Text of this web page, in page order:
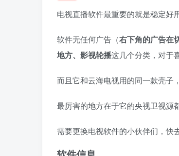
电视直播软件最重要的就是稳定好
软件无任何广告（右下角的广告在
地方、影视轮播这几个分类，对于
而且它和云海电视用的同一款壳子
最厉害的地方在于它的央视卫视源
需要更换电视软件的小伙伴们，快